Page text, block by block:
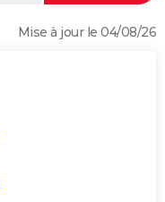
Mise à jour le 04/08/26